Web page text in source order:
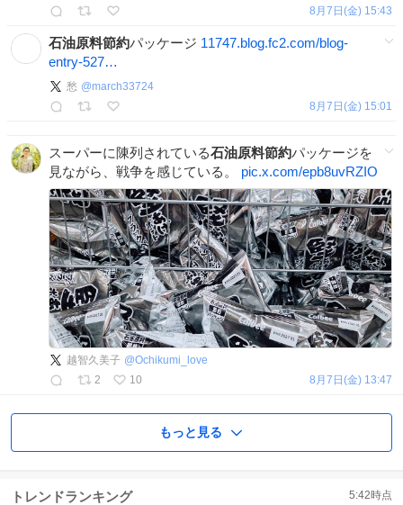
8月7日(金) 15:43
石油原料節約パッケージ 11747.blog.fc2.com/blog-
entry-527…
愁 @march33724
8月7日(金) 15:01
スーパーに陳列されている石油原料節約パッケージを
見ながら、戦争を感じている。 pic.x.com/epb8uvRZIO
越智久美子 @Ochikumi_love
2
10 8月7日(金) 13:47
もっと見る
トレンドランキング 5:42時点